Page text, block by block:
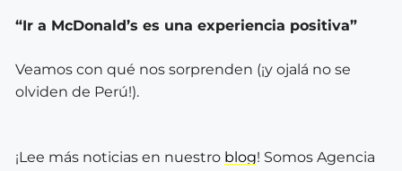
“Ir a McDonald’s es una experiencia positiva”
Veamos con qué nos sorprenden (¡y ojalá no se
olviden de Perú!).
¡Lee más noticias en nuestro blog! Somos Agencia